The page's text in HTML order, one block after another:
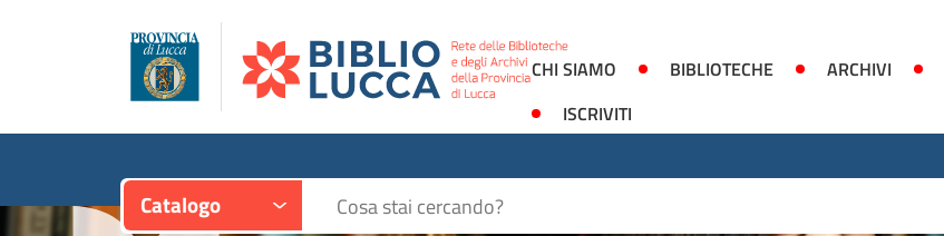
CHI SIAMO BIBLIOTECHE ARCHIVI
ISCRIVITI
Catalogo Cerca su "Catalogo"